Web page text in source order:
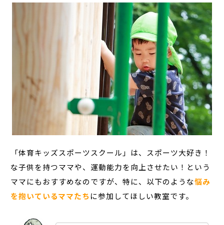
「体育キッズスポーツスクール」は、スポーツ大好き！
な子供を持つママや、運動能力を向上させたい！という
ママにもおすすめなのですが、特に、以下のような悩み
を抱いているママたち に参加してほしい教室です。